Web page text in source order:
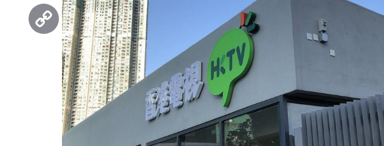
Threads
Copy
Link